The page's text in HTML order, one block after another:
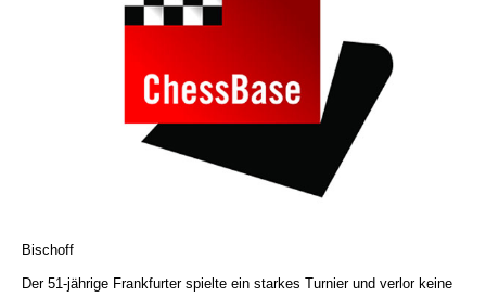
Bischoff
Der 51-jährige Frankfurter spielte ein starkes Turnier und verlor keine